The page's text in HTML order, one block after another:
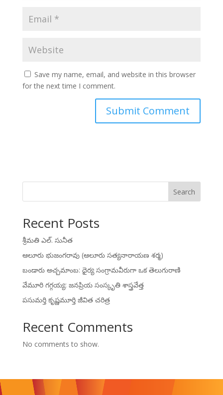
Save my name, email, and website in this browser
for the next time I comment.
Search
Recent Posts
శ్రీమతి ఎల్. సునీత
ఆలూరు భుజంగరావు (ఆలూరు సత్యనారాయణ శర్మ)
బండారు అచ్చమాంబ: ధైర్య సంగ్రామవీరుగా ఒక తెలుగురాణి
వేమూరి గగ్గయ్య: జనప్రియ సంస్కృతి శాస్త్రవేత్త
పసుమర్తి కృష్ణమూర్తి జీవిత చరిత్ర
Recent Comments
No comments to show.